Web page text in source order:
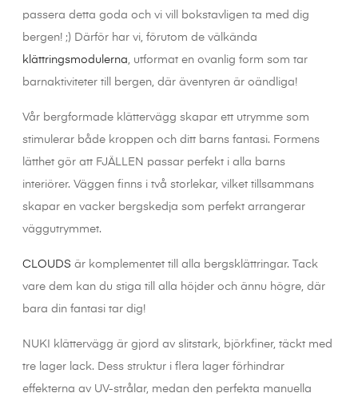
passera detta goda och vi vill bokstavligen ta med dig
bergen! ;) Därför har vi, förutom de välkända
klättringsmodulerna, utformat en ovanlig form som tar
barnaktiviteter till bergen, där äventyren är oändliga!
Vår bergformade klättervägg skapar ett utrymme som
stimulerar både kroppen och ditt barns fantasi. Formens
lätthet gör att FJÄLLEN passar perfekt i alla barns
interiörer. Väggen finns i två storlekar, vilket tillsammans
skapar en vacker bergskedja som perfekt arrangerar
väggutrymmet.
CLOUDS är komplementet till alla bergsklättringar. Tack
vare dem kan du stiga till alla höjder och ännu högre, där
bara din fantasi tar dig!
NUKI klättervägg är gjord av slitstark, björkfiner, täckt med
tre lager lack. Dess struktur i flera lager förhindrar
effekterna av UV-strålar, medan den perfekta manuella